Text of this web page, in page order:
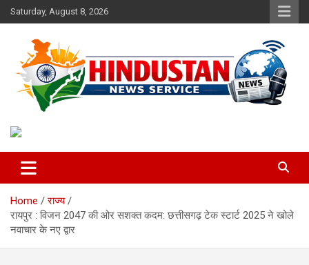
Skip
to
Saturday, August 8, 2026
Hindustan News Service
Home
राज्य
रायपुर : विजन 2047 की ओर सशक्त कदम: छत्तीसगढ़ टेक स्टार्ट 2025 ने खोले
नवाचार के नए द्वार